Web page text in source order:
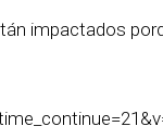
impactados